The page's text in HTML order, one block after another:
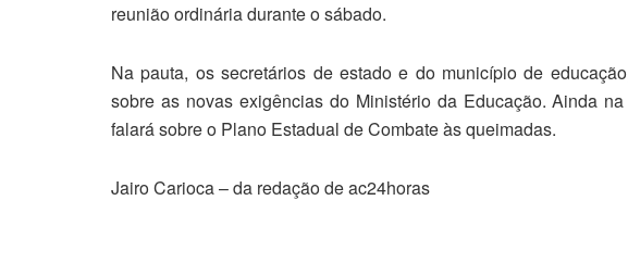
reunião ordinária durante o sábado.
Na pauta, os secretários de estado e do município de
sobre as novas exigências do Ministério da Educação. Ainda
falará sobre o Plano Estadual de Combate às queimadas.
Jairo Carioca – da redação de ac24horas